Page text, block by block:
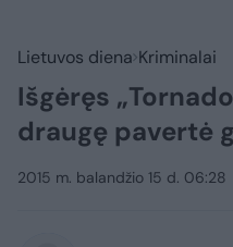
Lietuvos diena Kriminalai
Išgėręs
draugę pavertė
2015 m. balandžio 15 d. 06:28